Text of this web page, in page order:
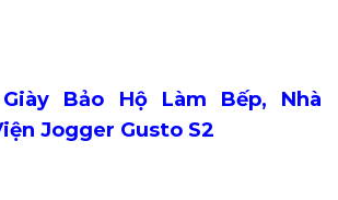
Giày Bảo Hộ Làm Bếp, Nhà
Jogger Gusto S2